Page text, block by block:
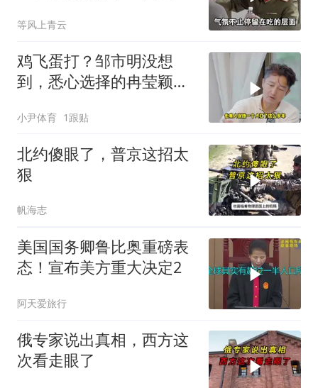
等风上青云
鸡飞蛋打？邹市明没想
到，悉心选择的冉莹颖，
小尹体育 1跟贴
北约傻眼了，普京这招太
狠
帆海志
美国国务卿鲁比奥重磅表
态！宣布美方重大决定2
阿天爱旅行
俄专家说出真相，西方这
次看走眼了